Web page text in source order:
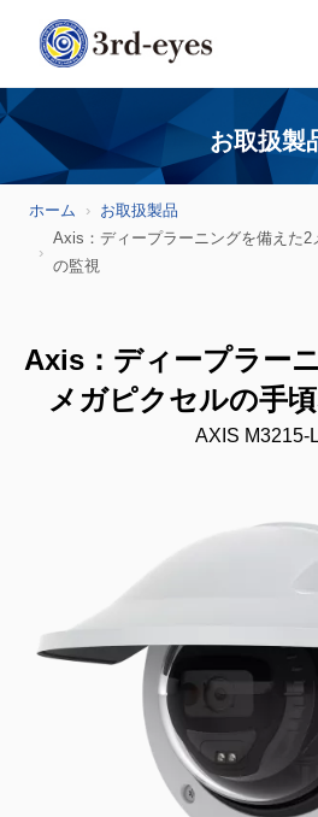
お取扱製
ホーム
お取扱製品
Axis：ディープラーニングを備えた
の監視
Axis：ディープラー
メガピクセルの手
AXIS M3215-